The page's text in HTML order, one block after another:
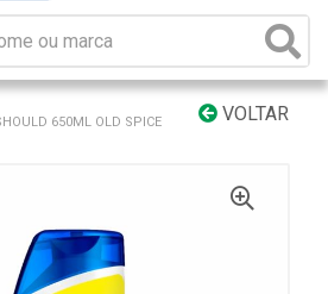
VOLTAR
650ML OLD SPICE